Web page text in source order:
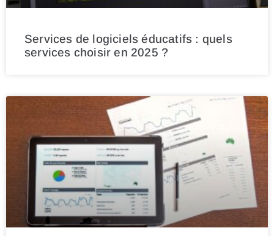
Services de logiciels éducatifs : quels
services choisir en 2025 ?